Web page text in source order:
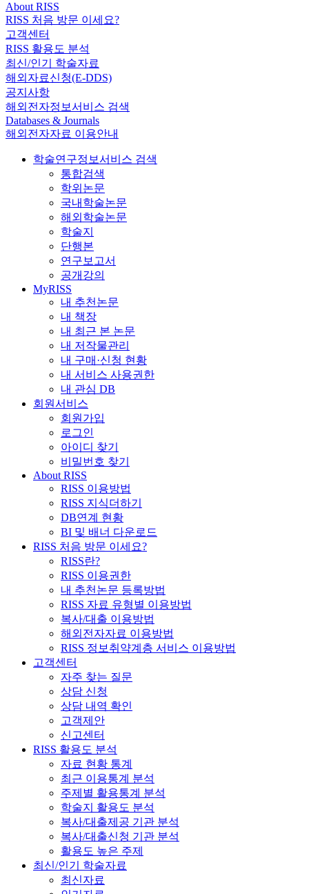
About RISS
RISS 처음 방문 이세요?
고객센터
RISS 활용도 분석
최신/인기 학술자료
해외자료신청(E-DDS)
공지사항
해외전자정보서비스 검색
Databases & Journals
해외전자자료 이용안내
학술연구정보서비스 검색
통합검색
학위논문
국내학술논문
해외학술논문
학술지
단행본
연구보고서
공개강의
MyRISS
내 추천논문
내 책장
내 최근 본 논문
내 저작물관리
내 구매·신청 현황
내 서비스 사용권한
내 관심 DB
회원서비스
회원가입
로그인
아이디 찾기
비밀번호 찾기
About RISS
RISS 이용방법
RISS 지식더하기
DB연계 현황
BI 및 배너 다운로드
RISS 처음 방문 이세요?
RISS란?
RISS 이용권한
내 추천논문 등록방법
RISS 자료 유형별 이용방법
복사/대출 이용방법
해외전자자료 이용방법
RISS 정보취약계층 서비스 이용방법
고객센터
자주 찾는 질문
상담 신청
상담 내역 확인
고객제안
신고센터
RISS 활용도 분석
자료 현황 통계
최근 이용통계 분석
주제별 활용통계 분석
학술지 활용도 분석
복사/대출제공 기관 분석
복사/대출신청 기관 분석
활용도 높은 주제
최신/인기 학술자료
최신자료